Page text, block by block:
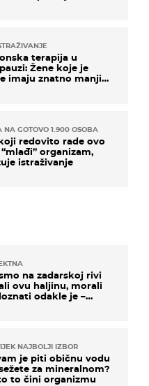
terapija u
Žene koje je
imaju znatno manji
NA GOTOVO 1.900 OSOBA
redovito rade ovo
organizam,
istraživanje
na zadarskoj rivi
ovu haljinu, morali
odakle je –
NAJBOLJI IZBOR
je piti običnu vodu
za mineralnom?
to čini organizmu